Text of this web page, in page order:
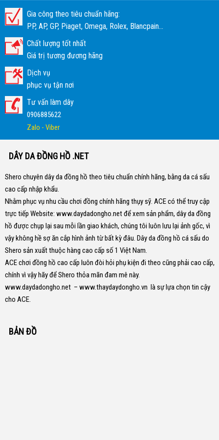
Gia công theo tiêu chuẩn hãng:
PP, AP, GP, Piaget, Omega, Rolex, Blancpain...
Chất lượng tốt nhất
Giá trị tương đương hãng
Dịch vụ
phục vụ tận nơi
Tư vấn làm dây
0906885622
Zalo - Viber
DÂY DA ĐỒNG HỒ .NET
Shero chuyên dây da đồng hồ theo tiêu chuẩn chính hãng, bằng da cá sấu
cao cấp nhập khẩu.
Nhằm phục vụ nhu cầu chơi đồng chính hãng thụy sỹ. ACE có thể truy cập
trực tiếp Website: www.daydadongho.netđể xem sản phẩm, dây da đồng
hồ được chụp lại sau mỗi lần giao khách, chúng tôi luôn lưu lại ảnh gốc, vì
vậy không hề sợ ăn cắp hình ảnh từ bất kỳ đâu. Dây da đồng hồ cá sấu do
Shero sản xuất thuộc hàng cao cấp số 1 Việt Nam.
ACE chơi đồng hồ cao cấp luôn đòi hỏi phụ kiện đi theo cũng phải cao cấp,
chính vì vậy hãy để Shero thỏa mãn đam mê này.
www.daydadongho.net – www.thaydaydongho.vn là sự lựa chọn tin cậy
cho ACE.
BẢN ĐỒ